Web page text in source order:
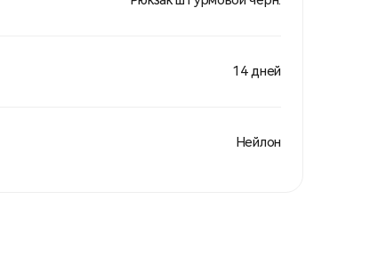
14 дней
Нейлон